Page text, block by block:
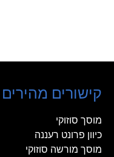
קישורים מהירים
מוסך סוזוקי
כיוון פרונט רעננה
מוסך מורשה סוזוקי